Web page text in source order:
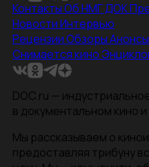
КонтактыОб НМГ ДОК
НовостиИнтервью
РецензииОбзорыАнонсы
Снимается кино
DOC.ru —
в документальном кино
Мы рассказываем о
предоставляя трибуну